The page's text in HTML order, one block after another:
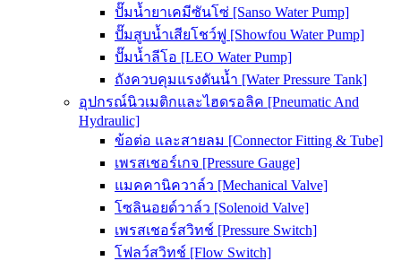
ปั๊มน้ำยาเคมีซันโซ่ [Sanso Water Pump]
ปั๊มสูบน้ำเสียโชว์ฟู [Showfou Water Pump]
ปั๊มน้ำลีโอ [LEO Water Pump]
ถังควบคุมแรงดันน้ำ [Water Pressure Tank]
อุปกรณ์นิวเมติกและไฮดรอลิค [Pneumatic And
Hydraulic]
ข้อต่อ และสายลม [Connector Fitting & Tube]
เพรสเชอร์เกจ [Pressure Gauge]
แมคคานิควาล์ว [Mechanical Valve]
โซลินอยด์วาล์ว [Solenoid Valve]
เพรสเชอร์สวิทช์ [Pressure Switch]
โฟลว์สวิทช์ [Flow Switch]